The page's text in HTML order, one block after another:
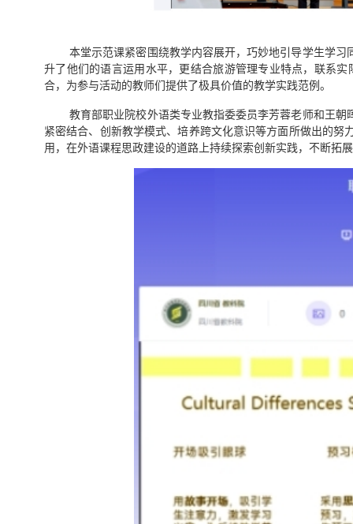
本堂示范课紧密围绕教学内容展开，巧妙地引导学生学
升了他们的语言运用水平，更结合旅游管理专业特点，联系
合，为参与活动的教师们提供了极具价值的教学实践范例。
教育部职业院校外语类专业教指委委员李芳蓉老师和王
紧密结合、创新教学模式、培养跨文化意识等方面所做出的
用，在外语课程思政建设的道路上持续探索创新实践，不断拓